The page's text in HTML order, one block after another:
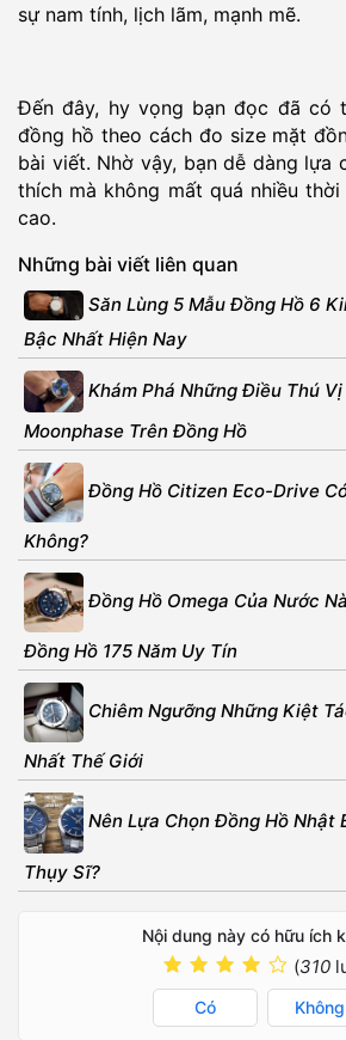
sự nam tính, lịch lãm, mạnh mẽ.
Đến đây, hy vọng bạn đọc đã có
đồng hồ theo cách đo size mặt
bài viết. Nhờ vậy, bạn dễ dàng lựa
thích mà không mất quá nhiều
cao.
Những bài viết liên quan
Săn Lùng 5 Mẫu Đồng Hồ 6
Bậc Nhất Hiện Nay
Khám Phá Những Điều Thú
Moonphase Trên Đồng Hồ
Đồng Hồ Citizen Eco-Drive
Không?
Đồng Hồ Omega Của Nước
Đồng Hồ 175 Năm Uy Tín
Chiêm Ngưỡng Những Kiệt
Nhất Thế Giới
Nên Lựa Chọn Đồng Hồ Nhật
Thụy Sĩ?
Nội dung này có hữu ích
(310
Có Không